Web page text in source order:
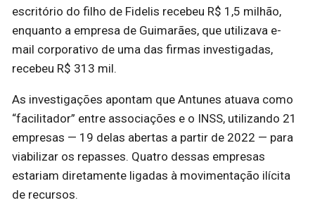
escritório do filho de Fidelis recebeu R$ 1,5 milhão,
enquanto a empresa de Guimarães, que utilizava e-
mail corporativo de uma das firmas investigadas,
recebeu R$ 313 mil.
As investigações apontam que Antunes atuava como
“facilitador” entre associações e o INSS, utilizando 21
empresas — 19 delas abertas a partir de 2022 — para
viabilizar os repasses. Quatro dessas empresas
estariam diretamente ligadas à movimentação ilícita
de recursos.